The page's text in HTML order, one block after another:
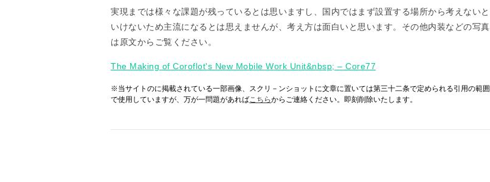
実現までは様々な課題が残っているとは思いますし、国内ではまず設置する場所から考えないと
いけないため主流になるとは思えませんが、考え方は面白いと思います。その他内装などの写真
は原文からご覧ください。
The Making of Coroflot's New Mobile Work Unit&nbsp; – Core77
※当サイトのに掲載されている一部画像、スクリ－ンショットに文章に置いては第三十二条で定められる引用の範囲
で使用していますが、万が一問題があればこちらからご連絡ください。即刻削除いたします。